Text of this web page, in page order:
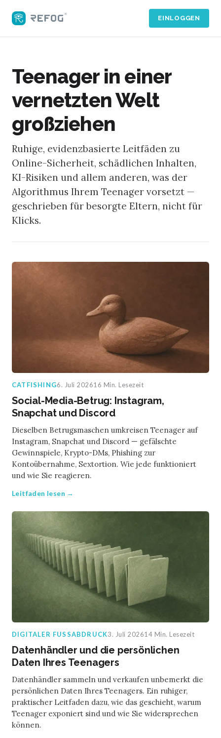
EINLOGGEN
Teenager in einer
vernetzten Welt
großziehen
Ruhige, evidenzbasierte Leitfäden zu
Online-Sicherheit, schädlichen Inhalten,
KI-Risiken und allem anderen, was der
Algorithmus Ihrem Teenager vorsetzt —
geschrieben für besorgte Eltern, nicht für
Klicks.
CATFISHING6. Juli 202616 Min. Lesezeit
Social-Media-Betrug: Instagram,
Snapchat und Discord
Dieselben Betrugsmaschen umkreisen Teenager auf
Instagram, Snapchat und Discord — gefälschte
Gewinnspiele, Krypto-DMs, Phishing zur
Kontoübernahme, Sextortion. Wie jede funktioniert
und wie Sie reagieren.
Leitfaden lesen →
DIGITALER FUSSABDRUCK 3. Juli 202614 Min. Lesezeit
Datenhändler und die persönlichen
Daten Ihres Teenagers
Datenhändler sammeln und verkaufen unbemerkt die
persönlichen Daten Ihres Teenagers. Ein ruhiger,
praktischer Leitfaden dazu, wie das geschieht, warum
Teenager exponiert sind und wie Sie widersprechen
können.